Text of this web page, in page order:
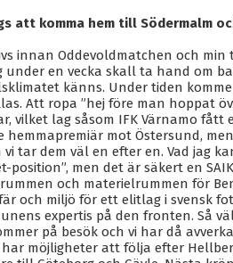
att komma hem till Södermalm
innan Oddevoldmatchen och
under en vecka skall ta hand om
känns. Under tiden
Att ropa ”hej före man hoppat
vilket lag såsom IFK Värnamo
hemmapremiär mot Östersund,
vi tar dem väl en efter en. Vad jag
position”, men det är säkert en
och materielrummen för
och miljö för ett elitlag i svensk
expertis på den fronten. Så
på besök och vi har då
möjligheter att följa efter